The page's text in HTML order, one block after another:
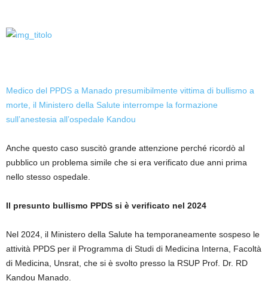
Medico del PPDS a Manado presumibilmente vittima di bullismo a
morte, il Ministero della Salute interrompe la formazione
sull’anestesia all’ospedale Kandou
Anche questo caso suscitò grande attenzione perché ricordò al
pubblico un problema simile che si era verificato due anni prima
nello stesso ospedale.
Il presunto bullismo PPDS si è verificato nel 2024
Nel 2024, il Ministero della Salute ha temporaneamente sospeso le
attività PPDS per il Programma di Studi di Medicina Interna, Facoltà
di Medicina, Unsrat, che si è svolto presso la RSUP Prof. Dr. RD
Kandou Manado.